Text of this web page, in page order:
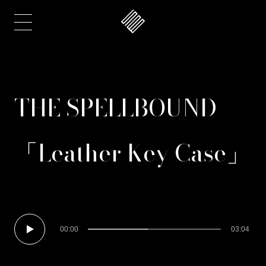
THE SPELLBOUND
「Leather Key Case」
00:00 03:04